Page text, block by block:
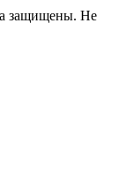
защищены. Не